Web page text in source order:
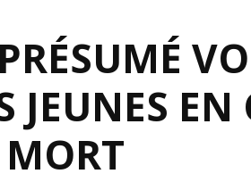
JEUNES EN
MORT